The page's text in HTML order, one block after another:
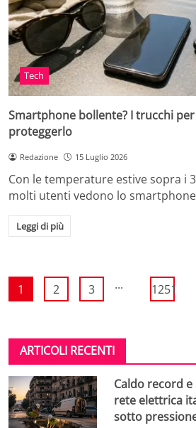
Tech
Smartphone bollente? I trucchi
proteggerlo
Redazione 15 Luglio 2026
Con le temperature estive sopra i
molti utenti vedono lo
Leggi di più
1 2 3 ... 1251
ARTICOLI RECENTI
Caldo record
rete elettrica
sotto